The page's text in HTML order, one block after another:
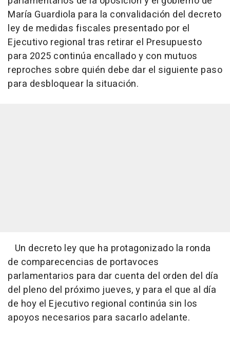
María Guardiola para la convalidación del decreto
ley de medidas fiscales presentado por el
Ejecutivo regional tras retirar el Presupuesto
para 2025 continúa encallado y con mutuos
reproches sobre quién debe dar el siguiente paso
para desbloquear la situación.
Un decreto ley que ha protagonizado la ronda
de comparecencias de portavoces
parlamentarios para dar cuenta del orden del día
del pleno del próximo jueves, y para el que al día
de hoy el Ejecutivo regional continúa sin los
apoyos necesarios para sacarlo adelante.